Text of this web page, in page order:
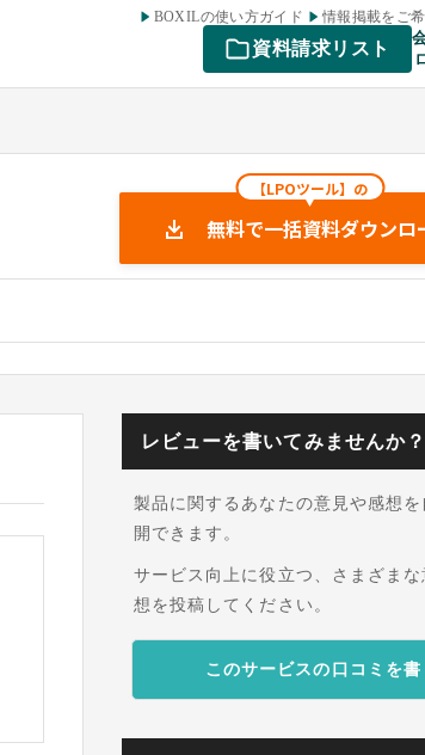
BOXILの使い方ガイド 情報掲載をご
資料請求リスト
【LPOツール】の
無料で一括資料ダウンロ
レビューを書いてみませんか？
製品に関するあなたの意見や感想を
開できます。
サービス向上に役立つ、さまざまな
想を投稿してください。
このサービスの口コミを書